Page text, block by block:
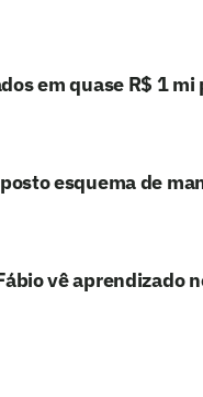
em quase R$ 1
esquema de
vê aprendizado